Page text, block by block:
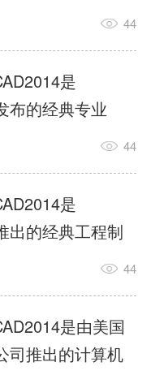
稳定2D施工图绘
计。版本新增图
景地理地图、
流模块，优化命
错与图层批量管
触屏操作、点
导入，兼容各类
式，文件互通...
44
是
布的经典专业
计软件，是工程
软件专注精准二
纸编辑、参数化
三维建模，广泛
设计、机械制
程、室内设计等
软件优化绘图流
兼容性，支持参
44
是
出的经典工程制
主打高效精准
适配建筑、机
室内设计等多行
件优化运行机制
44
是由美国
司推出的计算机